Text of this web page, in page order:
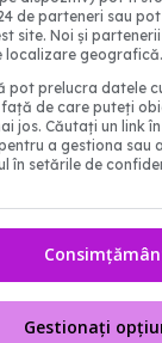
în
de 70%
sunt
la
.
poate
fluxului
de parteneri sau
site. Noi și
localizare
pot prelucra datele
de care puteți
jos. Căutați un link
a gestiona sau
în setările de
Gestionați